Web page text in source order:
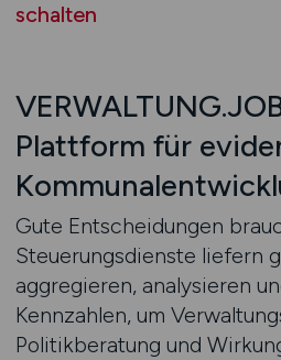
schalten
Plattform für
Gute Entscheidungen
Steuerungsdienste liefern
aggregieren, analysieren
Kennzahlen, um
Politikberatung und